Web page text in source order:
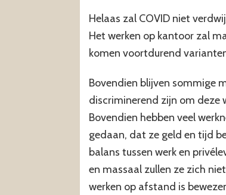
Helaas zal COVID niet
Het werken op kantoor zal
komen voortdurend
Bovendien blijven sommige
discriminerend zijn om deze
Bovendien hebben veel
gedaan, dat ze geld en tijd
balans tussen werk en
en massaal zullen ze zich
werken op afstand is